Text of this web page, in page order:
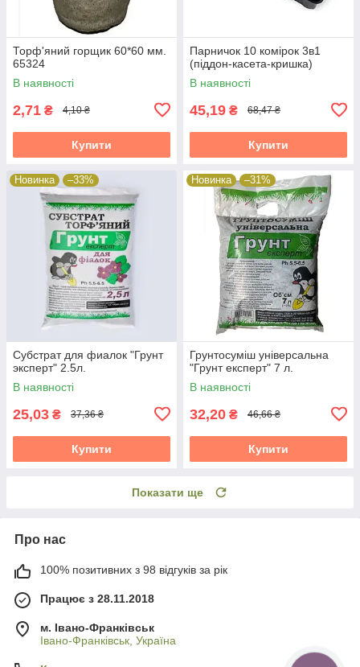
Торф'яний горщик 60*60 мм.
65324
В наявності
2,71 ₴ 4,10 ₴
Купити
Парничок 10 комірок 3в1
(піддон-касета-кришка)
В наявності
45,19 ₴ 68,47 ₴
Купити
Новинка –33%
Субстрат для фиалок "Грунт
эксперт" 2.5л.
В наявності
25,03 ₴ 37,36 ₴
Купити
Новинка –31%
Грунтосуміш універсальна
"Грунт експерт" 7 л.
В наявності
32,20 ₴ 46,66 ₴
Купити
Показати ще
Про нас
100% позитивних з 98 відгуків за рік
Працює з 28.11.2018
м. Івано-Франківськ
Івано-Франківськ, Україна